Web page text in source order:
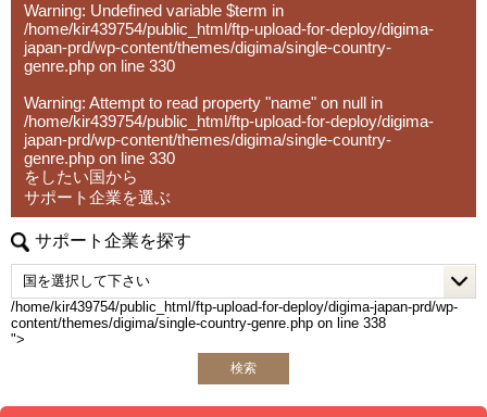
Warning: Undefined variable $term in
/home/kir439754/public_html/ftp-upload-for-deploy/digima-
japan-prd/wp-content/themes/digima/single-country-
genre.php on line 330
Warning: Attempt to read property "name" on null in
/home/kir439754/public_html/ftp-upload-for-deploy/digima-
japan-prd/wp-content/themes/digima/single-country-
genre.php on line 330
をしたい国から
サポート企業を選ぶ
サポート企業を探す
/home/kir439754/public_html/ftp-upload-for-deploy/digima-japan-prd/wp-
content/themes/digima/single-country-genre.php on line 338
">
検索